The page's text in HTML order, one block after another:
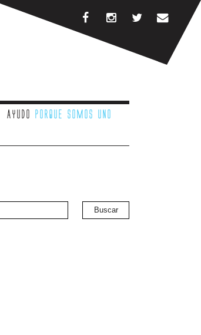
Ayudo porque somos uno
Buscar